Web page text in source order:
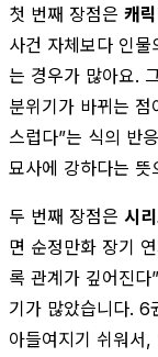
첫 번째 장점은 캐
사건 자체보다 인
는 경우가 많아요.
분위기가 바뀌는 점
스럽다”는 식의 반
묘사에 강하다는 뜻
두 번째 장점은 시
면 순정만화 장기
록 관계가 깊어진
기가 많았습니다. 6
아들여지기 쉬워서